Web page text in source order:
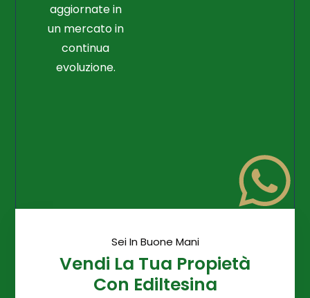
aggiornate in
un mercato in
continua
evoluzione.
Sei In Buone Mani
Vendi La Tua Propietà
Con Ediltesina